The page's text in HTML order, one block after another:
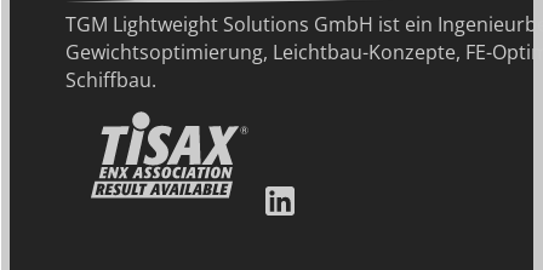
TGM Lightweight Solutions GmbH ist ein
Gewichtsoptimierung, Leichtbau-Konzepte, FE-
Schiffbau.